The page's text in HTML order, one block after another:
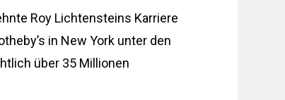
Roy Lichtensteins Karriere
in New York unter den
über 35 Millionen